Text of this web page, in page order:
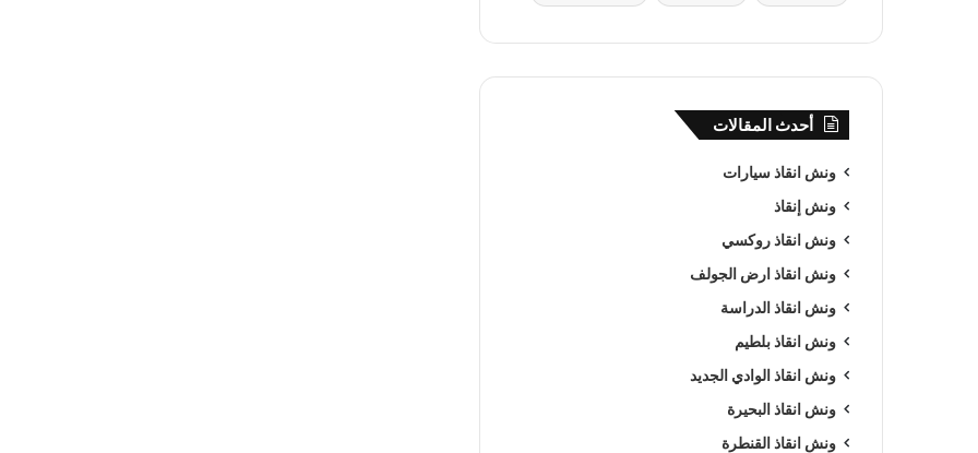
أحدث المقالات
ونش انقاذ سيارات
ونش إنقاذ
ونش انقاذ روكسي
ونش انقاذ ارض الجولف
ونش انقاذ الدراسة
ونش انقاذ بلطيم
ونش انقاذ الوادي الجديد
ونش انقاذ البحيرة
ونش انقاذ القنطرة